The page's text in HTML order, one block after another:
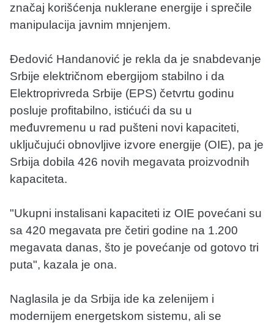
značaj korišćenja nuklerane energije i sprečile
manipulacija javnim mnjenjem.
Đedović Handanović je rekla da je snabdevanje
Srbije električnom ebergijom stabilno i da
Elektroprivreda Srbije (EPS) četvrtu godinu
posluje profitabilno, istićući da su u
međuvremenu u rad pušteni novi kapaciteti,
uključujući obnovljive izvore energije (OIE), pa je
Srbija dobila 426 novih megavata proizvodnih
kapaciteta.
"Ukupni instalisani kapaciteti iz OIE povećani su
sa 420 megavata pre četiri godine na 1.200
megavata danas, što je povećanje od gotovo tri
puta", kazala je ona.
Naglasila je da Srbija ide ka zelenijem i
modernijem energetskom sistemu, ali se